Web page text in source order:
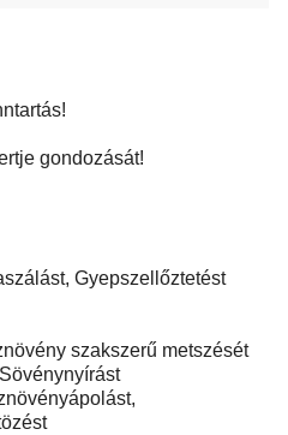
gondozását!
Gyepszellőztetést
szakszerű metszését